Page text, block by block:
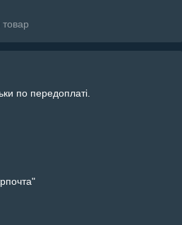
по передоплаті.